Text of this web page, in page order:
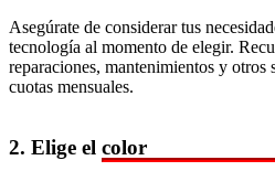
Asegúrate de considerar tus
tecnología al momento de elegir.
reparaciones, mantenimientos y otros
cuotas mensuales.
2. Elige el color